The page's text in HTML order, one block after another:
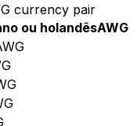
currency pair
ou holandêsAWG